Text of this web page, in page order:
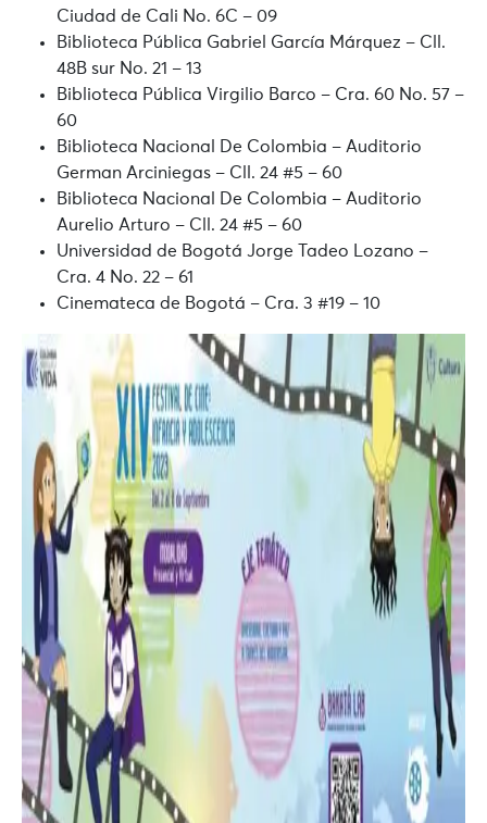
Ciudad de Cali No. 6C – 09
Biblioteca Pública Gabriel García Márquez – Cll.
48B sur No. 21 – 13
Biblioteca Pública Virgilio Barco – Cra. 60 No. 57 –
60
Biblioteca Nacional De Colombia – Auditorio
German Arciniegas – Cll. 24 #5 – 60
Biblioteca Nacional De Colombia – Auditorio
Aurelio Arturo – Cll. 24 #5 – 60
Universidad de Bogotá Jorge Tadeo Lozano –
Cra. 4 No. 22 – 61
Cinemateca de Bogotá – Cra. 3 #19 – 10